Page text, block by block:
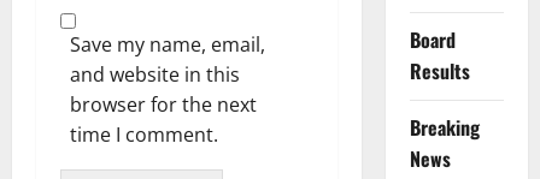
Save my name, email,
and website in this
browser for the next
time I comment.
Board
Results
Breaking
News